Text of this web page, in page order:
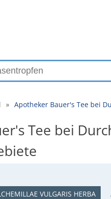
» Apotheker Bauer's Tee bei
Tee bei
VULGARIS HERBA